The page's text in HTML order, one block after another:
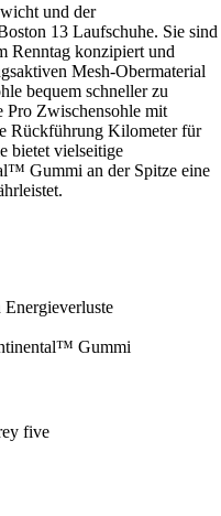
und der
13 Laufschuhe. Sie sind
Renntag konzipiert und
Mesh-Obermaterial
bequem schneller zu
Zwischensohle mit
Rückführung Kilometer für
bietet vielseitige
Gummi an der Spitze eine
Gummi
five